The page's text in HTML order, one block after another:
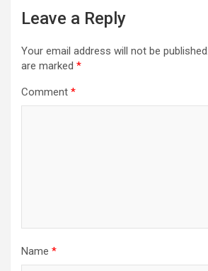
Leave a Reply
Your email address will not be published.
are marked *
Comment *
Name *